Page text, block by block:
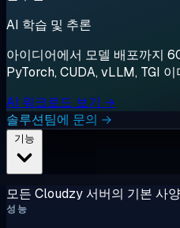
AI 학습 및 추론
아이디어에서 모델 배포까지
PyTorch, CUDA, vLLM, TGI
AI 워크로드 보기 →
솔루션팀에 문의 →
모든 Cloudzy 서버의 기본 사
성능